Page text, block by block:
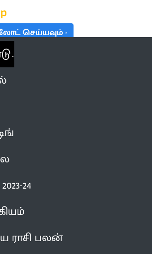
செய்யவும்
24
பலன்